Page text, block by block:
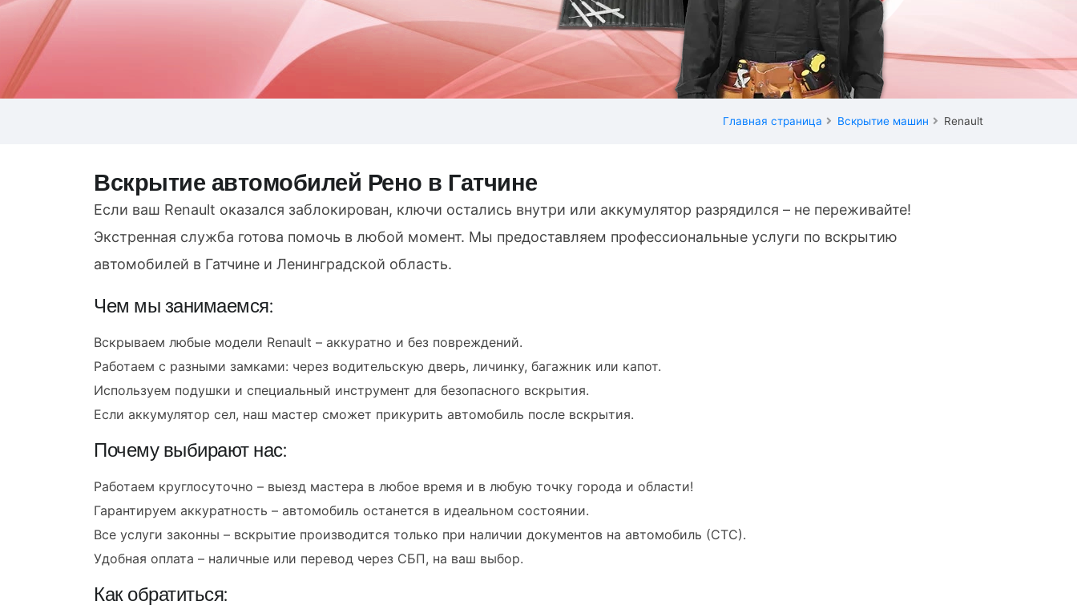
Главная страница Вскрытие машин Renault
Вскрытие автомобилей Рено в Гатчине
Если ваш Renault оказался заблокирован, ключи остались внутри или аккумулятор разрядился – не переживайте!
Экстренная служба готова помочь в любой момент. Мы предоставляем профессиональные услуги по вскрытию
автомобилей в Гатчине и Ленинградской область.
Чем мы занимаемся:
Вскрываем любые модели Renault – аккуратно и без повреждений.
Работаем с разными замками: через водительскую дверь, личинку, багажник или капот.
Используем подушки и специальный инструмент для безопасного вскрытия.
Если аккумулятор сел, наш мастер сможет прикурить автомобиль после вскрытия.
Почему выбирают нас:
Работаем круглосуточно – выезд мастера в любое время и в любую точку города и области!
Гарантируем аккуратность – автомобиль останется в идеальном состоянии.
Все услуги законны – вскрытие производится только при наличии документов на автомобиль (СТС).
Удобная оплата – наличные или перевод через СБП, на ваш выбор.
Как обратиться: